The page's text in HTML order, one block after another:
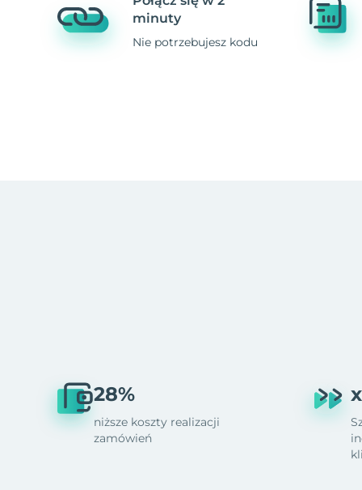
minuty
Nie potrzebujesz kodu
28%
niższe koszty realizacji
zamówień